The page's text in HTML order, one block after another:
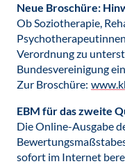
Neue Broschüre:
Ob Soziotherapie,
Verordnung zu
Bundesvereinigung
Zur Broschüre:
EBM für das zweite
Die Online-Ausgabe
sofort im Internet